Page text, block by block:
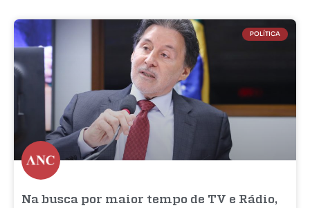
POLÍTICA
Na busca por maior tempo de TV e Rádio,